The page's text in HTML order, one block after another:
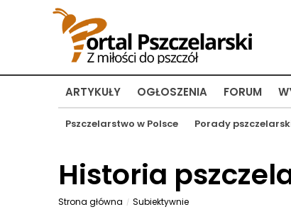
ARTYKUŁY
Pszczelarstwo w Polsce Porady
OGŁOSZENIA FORUM
Historia
Strona główna Subiektywnie